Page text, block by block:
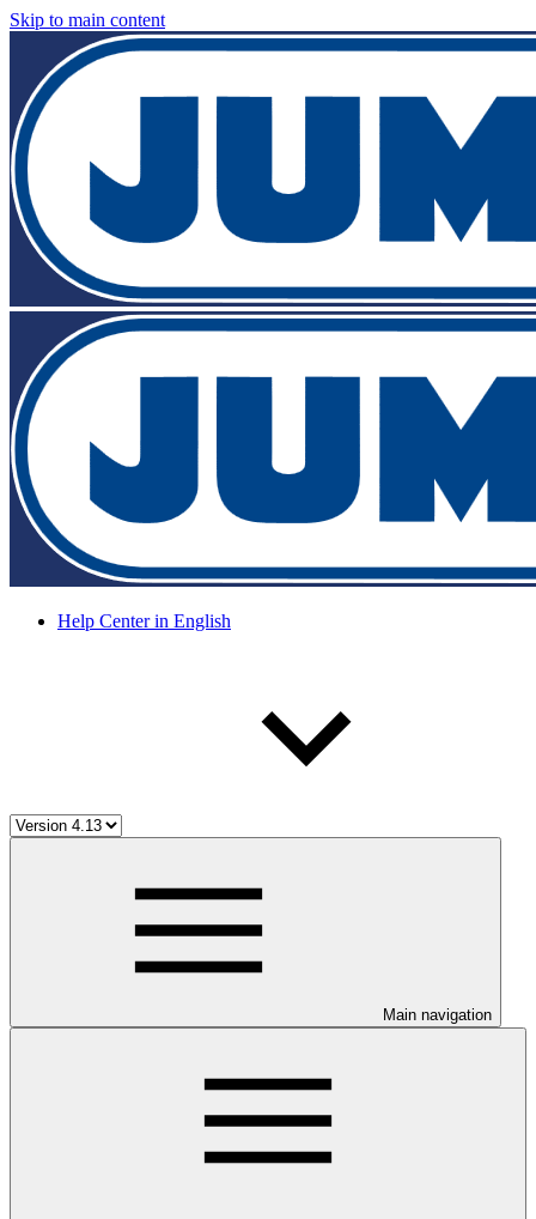
Skip to main content
Help Center in English
Main navigation